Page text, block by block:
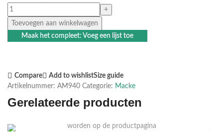
Toevoegen aan winkelwagen
Maak het compleet: Voeg een lijst toe
Compare Add to wishlistSize guide
Artikelnummer: AM940 Categorie: Macke
Gerelateerde producten
worden op de productpagina